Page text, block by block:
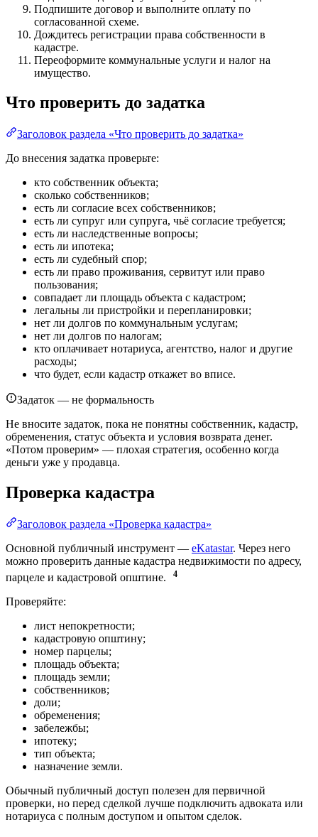
Подпишите договор и выполните оплату по
согласованной схеме.
Дождитесь регистрации права собственности в
кадастре.
Переоформите коммунальные услуги и налог на
имущество.
Что проверить до задатка
Заголовок раздела «Что проверить до задатка»
До внесения задатка проверьте:
кто собственник объекта;
сколько собственников;
есть ли согласие всех собственников;
есть ли супруг или супруга, чьё согласие требуется;
есть ли наследственные вопросы;
есть ли ипотека;
есть ли судебный спор;
есть ли право проживания, сервитут или право
пользования;
совпадает ли площадь объекта с кадастром;
легальны ли пристройки и перепланировки;
нет ли долгов по коммунальным услугам;
нет ли долгов по налогам;
кто оплачивает нотариуса, агентство, налог и другие
расходы;
что будет, если кадастр откажет во вписе.
Задаток — не формальность
Не вносите задаток, пока не понятны собственник, кадастр,
обременения, статус объекта и условия возврата денег.
«Потом проверим» — плохая стратегия, особенно когда
деньги уже у продавца.
Проверка кадастра
Заголовок раздела «Проверка кадастра»
Основной публичный инструмент — eKatastar. Через него
можно проверить данные кадастра недвижимости по адресу,
парцеле и кадастровой општине.
4
Проверяйте:
лист непокретности;
кадастровую општину;
номер парцелы;
площадь объекта;
площадь земли;
собственников;
доли;
обременения;
забележбы;
ипотеку;
тип объекта;
назначение земли.
Обычный публичный доступ полезен для первичной
проверки, но перед сделкой лучше подключить адвоката или
нотариуса с полным доступом и опытом сделок.